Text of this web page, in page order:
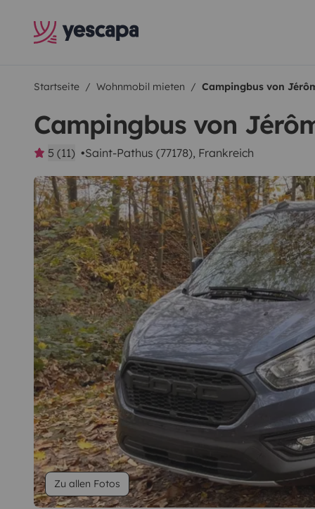
Startseite Wohnmobil mieten Campingbus von
Campingbus von
5 (11) Saint-Pathus (77178), Frankreich
Zu allen Fotos